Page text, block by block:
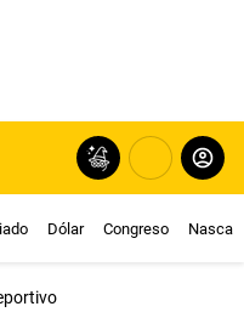
Dólar Congreso Nasca